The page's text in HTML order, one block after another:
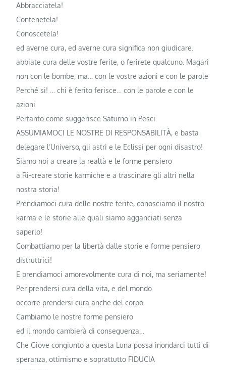
Abbracciatela!
Contenetela!
Conoscetela!
ed averne cura, ed averne cura significa non giudicare.
abbiate cura delle vostre ferite, o ferirete qualcuno. Magari
non con le bombe, ma… con le vostre azioni e con le parole
Perché si! … chi è ferito ferisce… con le parole e con le
azioni
Pertanto come suggerisce Saturno in Pesci
ASSUMIAMOCI LE NOSTRE DI RESPONSABILITÀ, e basta
delegare l’Universo, gli astri e le Eclissi per ogni disastro!
Siamo noi a creare la realtà e le forme pensiero
a Ri-creare storie karmiche e a trascinare gli altri nella
nostra storia!
Prendiamoci cura delle nostre ferite, conosciamo il nostro
karma e le storie alle quali siamo agganciati senza
saperlo!
Combattiamo per la libertà dalle storie e forme pensiero
distruttrici!
E prendiamoci amorevolmente cura di noi, ma seriamente!
Per prendersi cura della vita, e del mondo
occorre prendersi cura anche del corpo
Cambiamo le nostre forme pensiero
ed il mondo cambierà di conseguenza…
Che Giove congiunto a questa Luna possa inondarci tutti di
speranza, ottimismo e soprattutto FIDUCIA